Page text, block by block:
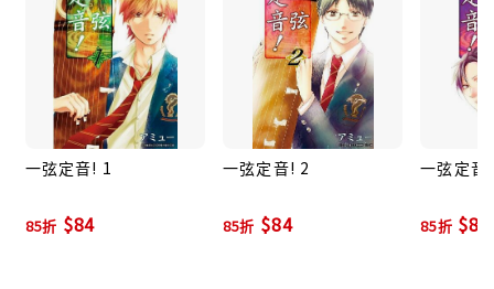
一弦定音! 1
85折 $84
一弦定音! 2
85折 $84
一弦定音
85折 $84